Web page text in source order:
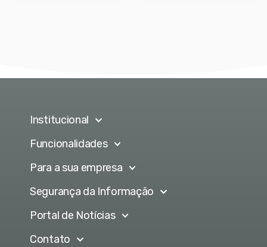
Institucional
Funcionalidades
Para a sua empresa
Segurança da Informação
Portal de Notícias
Contato